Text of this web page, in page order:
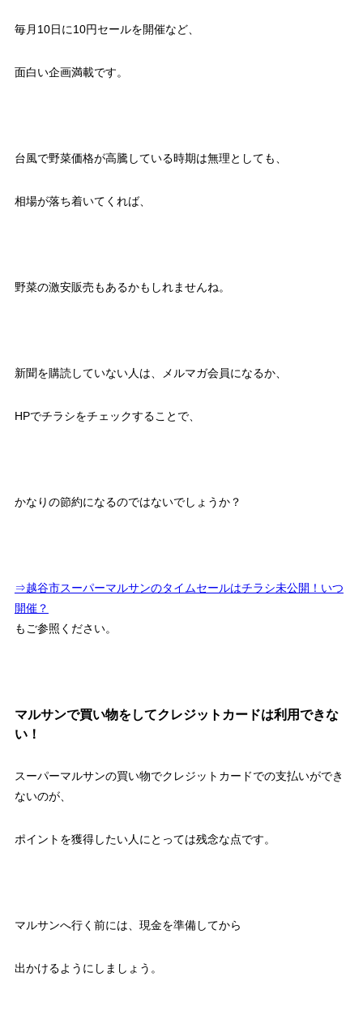
毎月10日に10円セールを開催など、
面白い企画満載です。
台風で野菜価格が高騰している時期は無理としても、
相場が落ち着いてくれば、
野菜の激安販売もあるかもしれませんね。
新聞を購読していない人は、メルマガ会員になるか、
HPでチラシをチェックすることで、
かなりの節約になるのではないでしょうか？
⇒越谷市スーパーマルサンのタイムセールはチラシ未公開！いつ
開催？
もご参照ください。
マルサンで買い物をしてクレジットカードは利用できな
い！
スーパーマルサンの買い物でクレジットカードでの支払いができ
ないのが、
ポイントを獲得したい人にとっては残念な点です。
マルサンへ行く前には、現金を準備してから
出かけるようにしましょう。